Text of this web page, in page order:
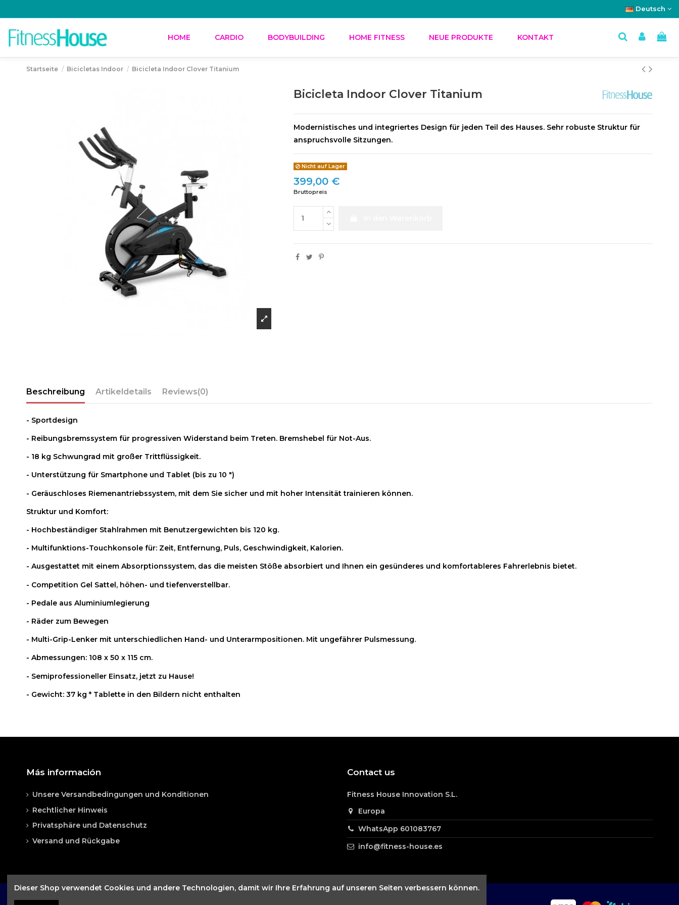
Deutsch
HOME CARDIO BODYBUILDING HOME FITNESS NEUE PRODUKTE KONTAKT
Startseite Bicicletas Indoor Bicicleta Indoor Clover Titanium
Bicicleta Indoor Clover Titanium
Modernistisches und integriertes Design für jeden Teil des Hauses. Sehr robuste Struktur für
anspruchsvolle Sitzungen.
Nicht auf Lager
399,00 €
Bruttopreis
Beschreibung Artikeldetails Reviews(0)
- Sportdesign
- Reibungsbremssystem für progressiven Widerstand beim Treten. Bremshebel für Not-Aus.
- 18 kg Schwungrad mit großer Trittflüssigkeit.
- Unterstützung für Smartphone und Tablet (bis zu 10 ")
- Geräuschloses Riemenantriebssystem, mit dem Sie sicher und mit hoher Intensität trainieren können.
Struktur und Komfort:
- Hochbeständiger Stahlrahmen mit Benutzergewichten bis 120 kg.
- Multifunktions-Touchkonsole für: Zeit, Entfernung, Puls, Geschwindigkeit, Kalorien.
- Ausgestattet mit einem Absorptionssystem, das die meisten Stöße absorbiert und Ihnen ein gesünderes und komfortableres Fahrerlebnis bietet.
- Competition Gel Sattel, höhen- und tiefenverstellbar.
- Pedale aus Aluminiumlegierung
- Räder zum Bewegen
- Multi-Grip-Lenker mit unterschiedlichen Hand- und Unterarmpositionen. Mit ungefährer Pulsmessung.
- Abmessungen: 108 x 50 x 115 cm.
- Semiprofessioneller Einsatz, jetzt zu Hause!
- Gewicht: 37 kg * Tablette in den Bildern nicht enthalten
Más información
Unsere Versandbedingungen und Konditionen
Rechtlicher Hinweis
Privatsphäre und Datenschutz
Versand und Rückgabe
Contact us
Fitness House Innovation S.L.
Europa
WhatsApp 601083767
info@fitness-house.es
Dieser Shop verwendet Cookies und andere Technologien, damit wir Ihre Erfahrung auf unseren Seiten verbessern können.